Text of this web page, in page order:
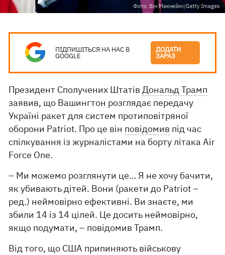
Фото: Він Макнеймі/Getty Images
ПІДПИШІТЬСЯ НА НАС В
GOOGLE
ДОДАТИ
ЗАРАЗ
Президент Сполучених ШтатівДональд Трамп
заявив, що Вашингтон розглядає передачу
Україні ракет для систем протиповітряної
оборони Patriot. Про це він повідомив під час
спілкування із журналістами на борту літака Air
Force One.
– Ми можемо розглянути це… Я не хочу бачити,
як убивають дітей. Вони (ракети до Patriot –
ред.) неймовірно ефективні. Ви знаєте, ми
збили 14 із 14 цілей. Це досить неймовірно,
якщо подумати, – повідомив Трамп.
Від того, що США припиняють військову